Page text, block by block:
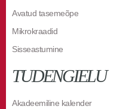
Avatud tasemeõpe
Mikrokraadid
Sisseastumine
TUDENGIELU
Akadeemiline kalender